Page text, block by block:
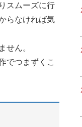
スムーズに行
らなければ気
せん。
でつまずくこ